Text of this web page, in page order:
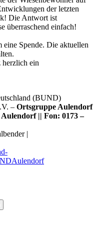
der letzten
Die Antwort ist
überraschend einfach!
Spende. Die aktuellen
ein
(BUND)
– Ortsgruppe Aulendorf
|| Fon: 0173 –
|